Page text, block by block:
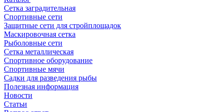
Сетка заградительная
Спортивные сети
Защитные сети для стройплощадок
Маскировочная сетка
Рыболовные сети
Сетка металлическая
Спортивное оборудование
Спортивные мячи
Садки для разведения рыбы
Полезная информация
Новости
Статьи